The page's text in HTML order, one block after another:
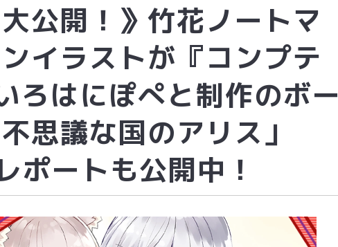
公開！》竹花ノートマ
イラストが『コンプテ
ろはにぽぺと制作のボー
思議な国のアリス」
ートも公開中！